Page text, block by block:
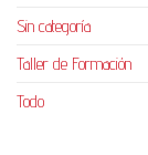
Sin categoría
Taller de Formación
Todo